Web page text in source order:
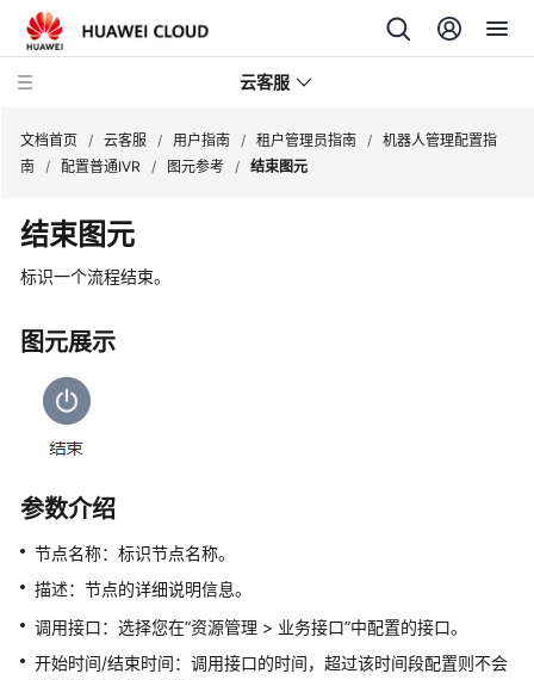
云客服
品
介
快
速
入
门
户
南
云
制
文档首页 / 云客服 / 用户指南 / 租户管理员指南 / 机器人管理配置指
南 / 配置普通IVR / 图元参考 / 结束图元
结束图元
标识一个流程结束。
图元展示
参数介绍
节点名称：标识节点名称。
描述：节点的详细说明信息。
调用接口：选择您在“资源管理 > 业务接口”中配置的接口。
开始时间/结束时间：调用接口的时间，超过该时间段配置则不会